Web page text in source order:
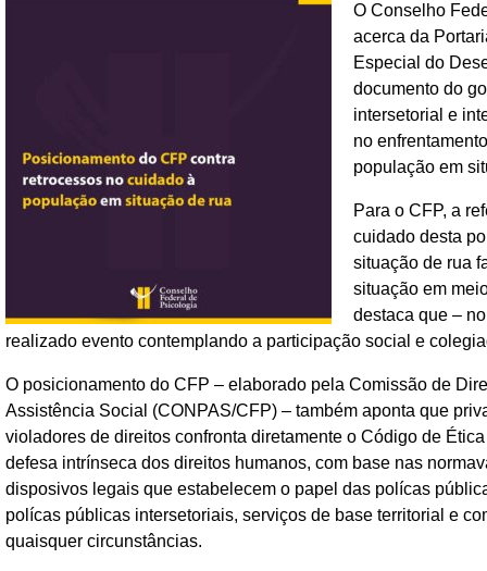
O Conselho
acerca da
Especial do
documento do
intersetorial e
no
população em
Para o CFP, a
cuidado desta
situação de rua
situação em
destaca que –
realizado evento contemplando a participação social e
O posicionamento do CFP – elaborado pela Comissão de
Assistência Social (CONPAS/CFP) – também aponta que
violadores de direitos confronta diretamente o Código de
defesa intrínseca dos direitos humanos, com base nas
disposivos legais que estabelecem o papel das polícas
polícas públicas intersetoriais, serviços de base territorial e
quaisquer circunstâncias.